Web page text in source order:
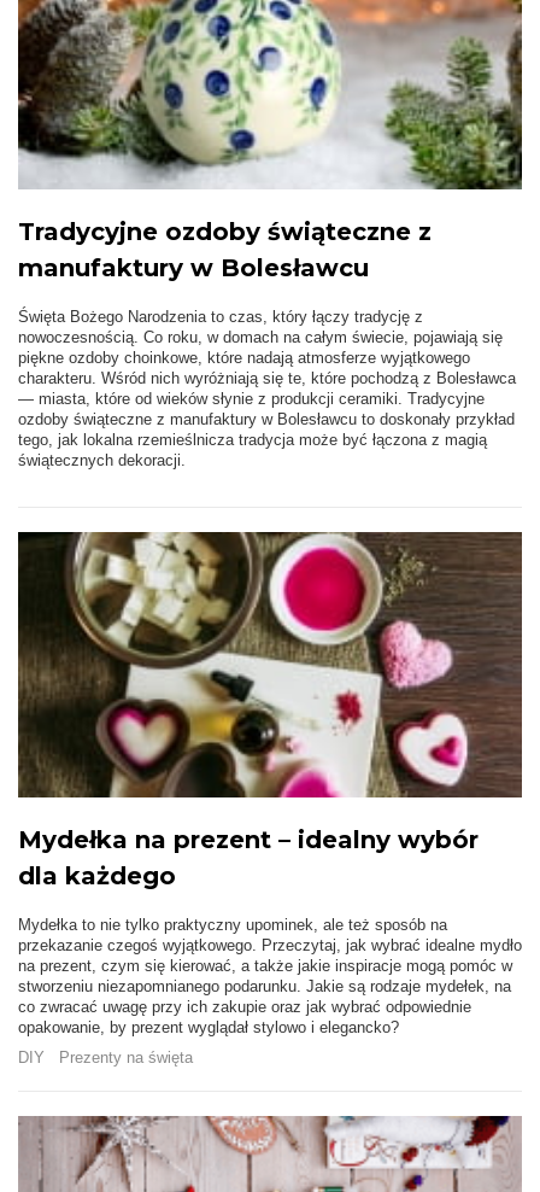
Tradycyjne ozdoby świąteczne z
manufaktury w Bolesławcu
Święta Bożego Narodzenia to czas, który łączy tradycję z
nowoczesnością. Co roku, w domach na całym świecie, pojawiają się
piękne ozdoby choinkowe, które nadają atmosferze wyjątkowego
charakteru. Wśród nich wyróżniają się te, które pochodzą z Bolesławca
— miasta, które od wieków słynie z produkcji ceramiki. Tradycyjne
ozdoby świąteczne z manufaktury w Bolesławcu to doskonały przykład
tego, jak lokalna rzemieślnicza tradycja może być łączona z magią
świątecznych dekoracji.
Mydełka na prezent – idealny wybór
dla każdego
Mydełka to nie tylko praktyczny upominek, ale też sposób na
przekazanie czegoś wyjątkowego. Przeczytaj, jak wybrać idealne mydło
na prezent, czym się kierować, a także jakie inspiracje mogą pomóc w
stworzeniu niezapomnianego podarunku. Jakie są rodzaje mydełek, na
co zwracać uwagę przy ich zakupie oraz jak wybrać odpowiednie
opakowanie, by prezent wyglądał stylowo i elegancko?
DIY
Prezenty na święta